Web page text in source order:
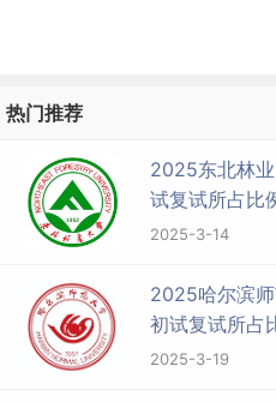
热门推荐
2025东北林
试复试所占比
2025-3-14
2025哈尔滨
初试复试所占
2025-3-19